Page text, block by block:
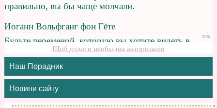
Щоб додати необхідна авторизація
Наш Порадник
Новини сайту